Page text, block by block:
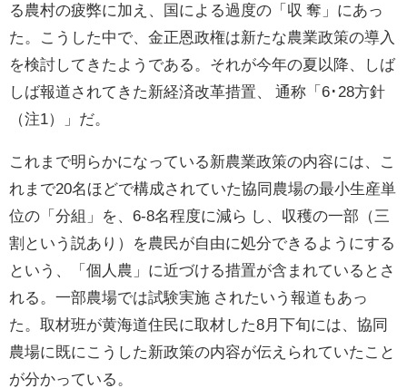
る農村の疲弊に加え、国による過度の「収 奪」にあっ
た。こうした中で、金正恩政権は新たな農業政策の導入
を検討してきたようである。それが今年の夏以降、しば
しば報道されてきた新経済改革措置、 通称「6･28方針
（注1）」だ。
これまで明らかになっている新農業政策の内容には、こ
れまで20名ほどで構成されていた協同農場の最小生産単
位の「分組」を、6-8名程度に減ら し、収穫の一部（三
割という説あり）を農民が自由に処分できるようにする
という、「個人農」に近づける措置が含まれているとさ
れる。一部農場では試験実施 されたいう報道もあっ
た。取材班が黄海道住民に取材した8月下旬には、協同
農場に既にこうした新政策の内容が伝えられていたこと
が分かっている。